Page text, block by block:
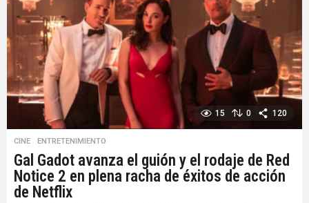
a
g
15 0 120
CINE ,ENTRETENIMIENTO
Gal Gadot avanza el guión y el rodaje de Red
Notice 2 en plena racha de éxitos de acción
de Netflix